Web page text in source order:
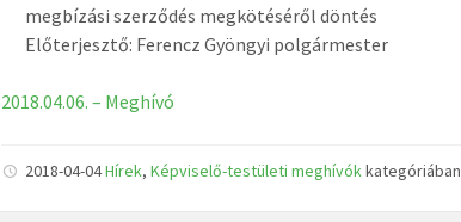
megbízási szerződés megkötéséről döntés
Előterjesztő: Ferencz Gyöngyi polgármester
2018.04.06. – Meghívó
2018-04-04Hírek,Képviselő-testületi meghívókkategóriában